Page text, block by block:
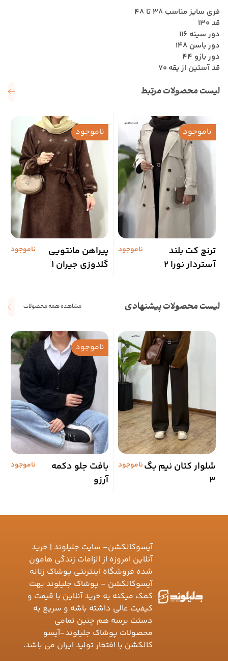
فری سایز مناسب 38 تا 48
قد 130
دور سینه 116
دور باسن 148
دور بازو 44
قد آستین از یقه 70
لیست محصولات مرتبط
ناموجود
ترنچ کت بلند
آستردار نورا 2
ناموجود
ناموجود
پیراهن مانتویی
گلدوزی جیران 1
ناموجود
لیست محصولات پیشنهادی مشاهده همه محصولات
شلوار کتان نیم بگ
3
ناموجود
ناموجود
بافت جلو دکمه
آرزو
ناموجود
آیسوکالکشن- سایت جلیلوند | خرید
آنلاین امروزه از الزامات زندگی هامون
شده فروشگاه اینترنتی پوشاک زنانه
آیسوکالکشن - پوشاک جلیلوند بهت
کمک میکنه یه خرید آنلاین با قیمت و
کیفیت عالی داشته باشه و سریع به
دستت برسه هم چنین تمامی
محصولات پوشاک جلیلوند-آیسو
کالکشن با افتخار تولید ایران می باشد.